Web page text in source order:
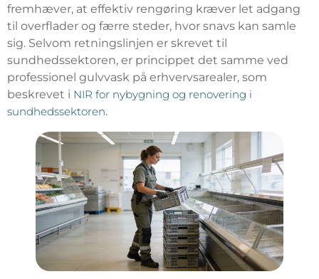
fremhæver, at effektiv rengøring kræver let adgang
til overflader og færre steder, hvor snavs kan samle
sig. Selvom retningslinjen er skrevet til
sundhedssektoren, er princippet det samme ved
professionel gulvvask på erhvervsarealer, som
beskrevet i NIR for nybygning og renovering i
sundhedssektoren.